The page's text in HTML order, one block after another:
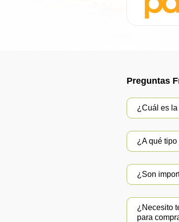
Preguntas
¿Cuál es
¿A qué
¿Son
¿Necesito
para